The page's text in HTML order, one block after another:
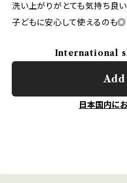
洗い上がりがとても気持ち良い
子どもに安心して使えるのも◎
International
Add
日本国内に